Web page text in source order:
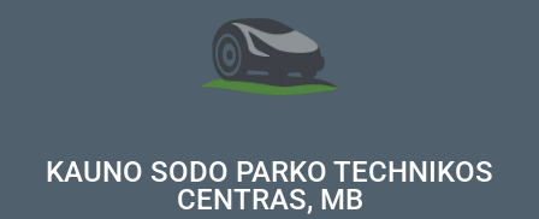
KAUNO SODO PARKO TECHNIKOS
CENTRAS, MB